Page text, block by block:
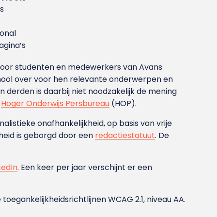
studenten en medewerkers van Avans
over voor hen relevante onderwerpen en
is daarbij niet noodzakelijk de mening
Hoger Onderwijs Persbureau (HOP).
onafhankelijkheid, op basis van vrije
is geborgd door een redactiestatuut. De
. Een keer per jaar verschijnt er een
WCAG 2.1, niveau AA.